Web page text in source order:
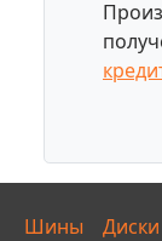
Шины Диски